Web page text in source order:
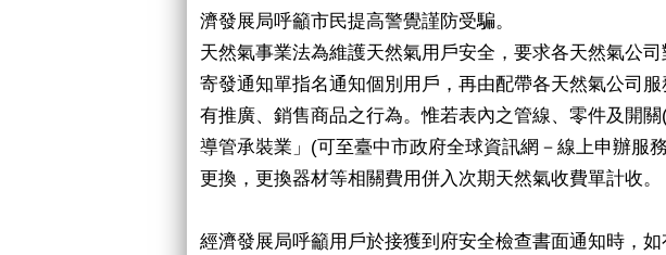
濟發展局呼籲市民提高警覺謹防受騙。
天然氣事業法為維護天然氣用戶安全，要求各天然氣公
寄發通知單指名通知個別用戶，再由配帶各天然氣公司
有推廣、銷售商品之行為。惟若表內之管線、零件及開
導管承裝業」(可至臺中市政府全球資訊網－線上申辦服
更換，更換器材等相關費用併入次期天然氣收費單計收。
經濟發展局呼籲用戶於接獲到府安全檢查書面通知時，